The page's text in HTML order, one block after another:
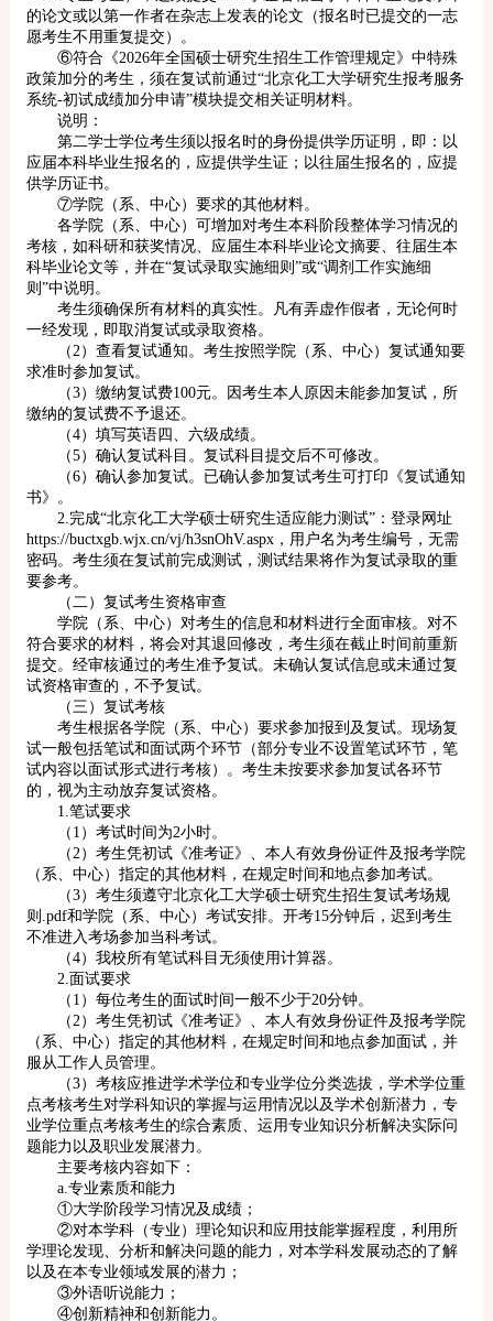
的论文或以第一作者在杂志上发表的论文（报名时已提交的一志
愿考生不用重复提交）。
⑥符合《2026年全国硕士研究生招生工作管理规定》中特殊
政策加分的考生，须在复试前通过“北京化工大学研究生报考服务
系统-初试成绩加分申请”模块提交相关证明材料。
说明：
第二学士学位考生须以报名时的身份提供学历证明，即：以
应届本科毕业生报名的，应提供学生证；以往届生报名的，应提
供学历证书。
⑦学院（系、中心）要求的其他材料。
各学院（系、中心）可增加对考生本科阶段整体学习情况的
考核，如科研和获奖情况、应届生本科毕业论文摘要、往届生本
科毕业论文等，并在“复试录取实施细则”或“调剂工作实施细
则”中说明。
考生须确保所有材料的真实性。凡有弄虚作假者，无论何时
一经发现，即取消复试或录取资格。
（2）查看复试通知。考生按照学院（系、中心）复试通知要
求准时参加复试。
（3）缴纳复试费100元。因考生本人原因未能参加复试，所
缴纳的复试费不予退还。
（4）填写英语四、六级成绩。
（5）确认复试科目。复试科目提交后不可修改。
（6）确认参加复试。已确认参加复试考生可打印《复试通知
书》。
2.完成“北京化工大学硕士研究生适应能力测试”：登录网址
https://buctxgb.wjx.cn/vj/h3snOhV.aspx，用户名为考生编号，无需
密码。考生须在复试前完成测试，测试结果将作为复试录取的重
要参考。
（二）复试考生资格审查
学院（系、中心）对考生的信息和材料进行全面审核。对不
符合要求的材料，将会对其退回修改，考生须在截止时间前重新
提交。经审核通过的考生准予复试。未确认复试信息或未通过复
试资格审查的，不予复试。
（三）复试考核
考生根据各学院（系、中心）要求参加报到及复试。现场复
试一般包括笔试和面试两个环节（部分专业不设置笔试环节，笔
试内容以面试形式进行考核）。考生未按要求参加复试各环节
的，视为主动放弃复试资格。
1.笔试要求
（1）考试时间为2小时。
（2）考生凭初试《准考证》、本人有效身份证件及报考学院
（系、中心）指定的其他材料，在规定时间和地点参加考试。
（3）考生须遵守北京化工大学硕士研究生招生复试考场规
则.pdf和学院（系、中心）考试安排。开考15分钟后，迟到考生
不准进入考场参加当科考试。
（4）我校所有笔试科目无须使用计算器。
2.面试要求
（1）每位考生的面试时间一般不少于20分钟。
（2）考生凭初试《准考证》、本人有效身份证件及报考学院
（系、中心）指定的其他材料，在规定时间和地点参加面试，并
服从工作人员管理。
（3）考核应推进学术学位和专业学位分类选拔，学术学位重
点考核考生对学科知识的掌握与运用情况以及学术创新潜力，专
业学位重点考核考生的综合素质、运用专业知识分析解决实际问
题能力以及职业发展潜力。
主要考核内容如下：
a.专业素质和能力
①大学阶段学习情况及成绩；
②对本学科（专业）理论知识和应用技能掌握程度，利用所
学理论发现、分析和解决问题的能力，对本学科发展动态的了解
以及在本专业领域发展的潜力；
③外语听说能力；
④创新精神和创新能力。